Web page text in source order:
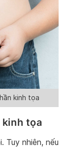
kinh tọa
tọa
Tuy nhiên, nếu